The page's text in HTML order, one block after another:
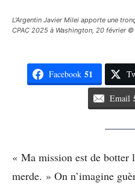
L'Argentin Javier Milei apporte une
CPAC 2025 à Washington, 20 février
Facebook 51
Email
« Ma mission est de
merde. » On n’imagine